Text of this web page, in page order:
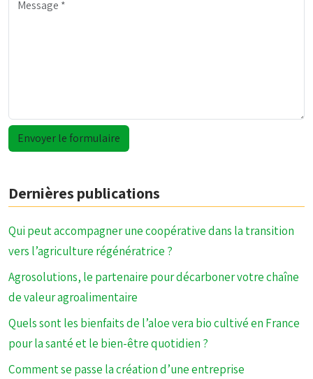
Dernières publications
Qui peut accompagner une coopérative dans la transition
vers l’agriculture régénératrice ?
Agrosolutions, le partenaire pour décarboner votre chaîne
de valeur agroalimentaire
Quels sont les bienfaits de l’aloe vera bio cultivé en France
pour la santé et le bien-être quotidien ?
Comment se passe la création d’une entreprise